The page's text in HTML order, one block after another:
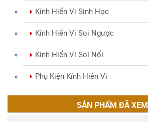
Kính Hiển Vi Sinh Học
Kính Hiển Vi Soi Ngược
Kính Hiển Vi Soi Nổi
Phụ Kiện Kính Hiển Vi
SẢN PHẨM ĐÃ XEM